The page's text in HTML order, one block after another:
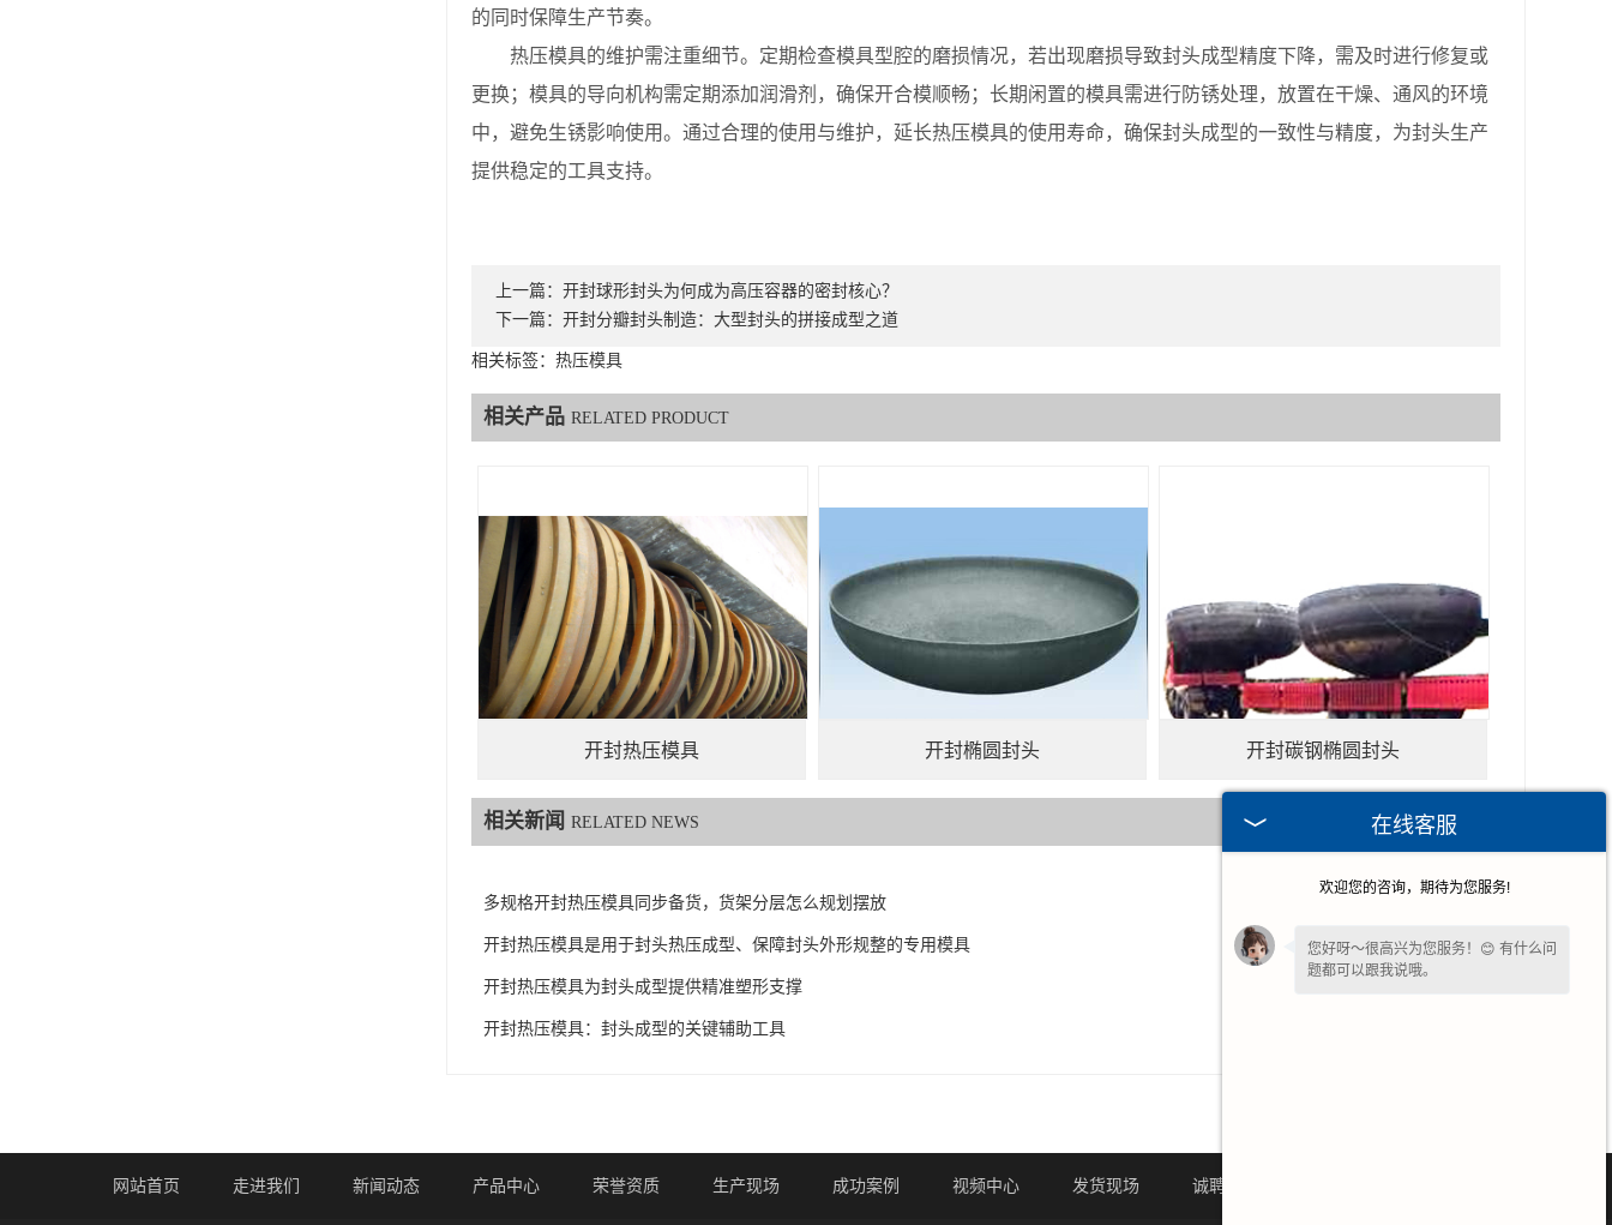
的同时保障生产节奏。
热压模具的维护需注重细节。定期检查模具型腔的磨损情况，若出现磨损导致封头成型精度下降，需及时进行修复或
更换；模具的导向机构需定期添加润滑剂，确保开合模顺畅；长期闲置的模具需进行防锈处理，放置在干燥、通风的环境
中，避免生锈影响使用。通过合理的使用与维护，延长热压模具的使用寿命，确保封头成型的一致性与精度，为封头生产
提供稳定的工具支持。
上一篇： 开封球形封头为何成为高压容器的密封核心？
下一篇： 开封分瓣封头制造：大型封头的拼接成型之道
相关标签：热压模具
相关产品 RELATED PRODUCT
开封热压模具 开封椭圆封头 开封碳钢椭圆封头
相关新闻 RELATED NEWS
多规格开封热压模具同步备货，货架分层怎么规划摆放
开封热压模具是用于封头热压成型、保障封头外形规整的专用模具 2026-03-03
开封热压模具为封头成型提供精准塑形支撑
开封热压模具：封头成型的关键辅助工具
网站首页 走进我们 新闻动态 产品中心 荣誉资质 生产现场 成功案例 视频中心 发货现场 诚聘英才
在线客服
欢迎您的咨询，期待为您服务!
您好呀～很高兴为您服务！😊 有什么问
题都可以跟我说哦。